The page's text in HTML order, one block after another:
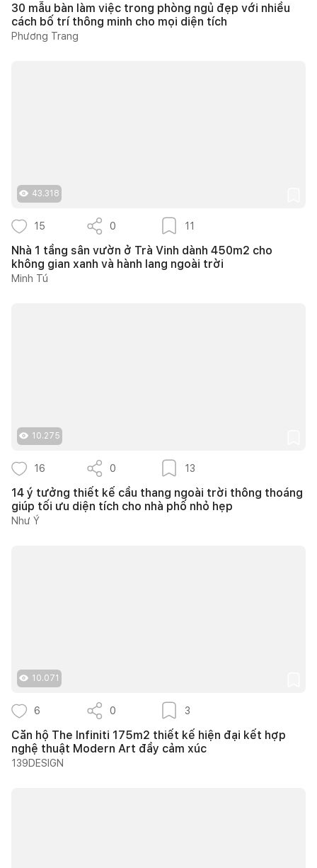
30 mẫu bàn làm việc trong phòng ngủ đẹp với nhiều
cách bố trí thông minh cho mọi diện tích
Phương Trang
43.318
15 0 11
Nhà 1 tầng sân vườn ở Trà Vinh dành 450m2 cho
không gian xanh và hành lang ngoài trời
Minh Tú
10.275
16 0 13
14 ý tưởng thiết kế cầu thang ngoài trời thông thoáng
giúp tối ưu diện tích cho nhà phố nhỏ hẹp
Như Ý
10.071
6 0 3
Căn hộ The Infiniti 175m2 thiết kế hiện đại kết hợp
nghệ thuật Modern Art đầy cảm xúc
139DESIGN